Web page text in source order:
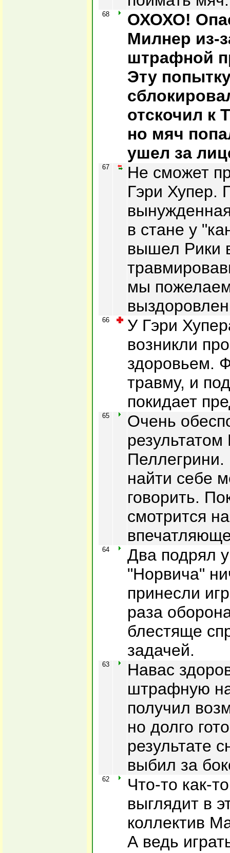
68
ОХОХО!
Милнер из-
штрафной
Эту
отскочил к
но мяч
ушел за
67
Не сможет
Гэри Хупер.
в стане у
вышел Рики
мы
66
У Гэри
возникли
здоровьем.
травму, и
покидает
65
Очень
найти себе
говорить.
смотрится
64
Два подрял
"Норвича"
принесли
раза
блестяще
задачей.
63
Навас
штрафную
получил
но долго
результате
выбил за
62
Что-то как-
выглядит в
коллектив
А ведь